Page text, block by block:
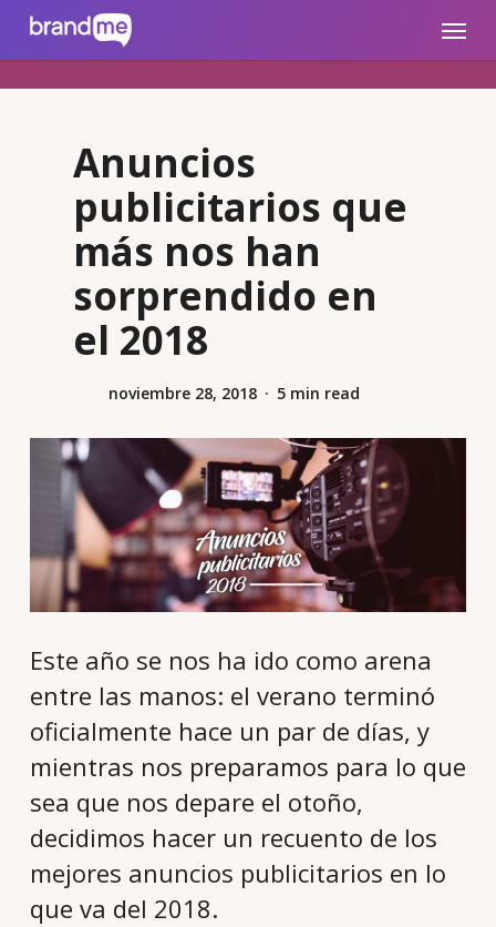
brandme.la Menu
Anuncios
publicitarios que
más nos han
sorprendido en
el 2018
noviembre 28, 2018 5 min read
Este año se nos ha ido como arena
entre las manos: el verano terminó
oficialmente hace un par de días, y
mientras nos preparamos para lo que
sea que nos depare el otoño,
decidimos hacer un recuento de los
mejores anuncios publicitarios en lo
que va del 2018.